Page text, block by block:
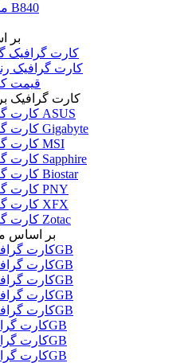
مادربرد B840
بر
کارت گرافیک
کارت گرافیک
قیمت
کارت گرافیک
کارت گرافیک ASUS
کارت گرافیک Gigabyte
کارت گرافیک MSI
کارت گرافیک Sapphire
کارت گرافیک Biostar
کارت گرافیک PNY
کارت گرافیک XFX
کارت گرافیک Zotac
بر اساس
کارت گرافیک 48GB
کارت گرافیک 32GB
کارت گرافیک 24GB
کارت گرافیک 16GB
کارت گرافیک 12GB
کارت گرافیک 8GB
کارت گرافیک 6GB
کارت گرافیک 4GB